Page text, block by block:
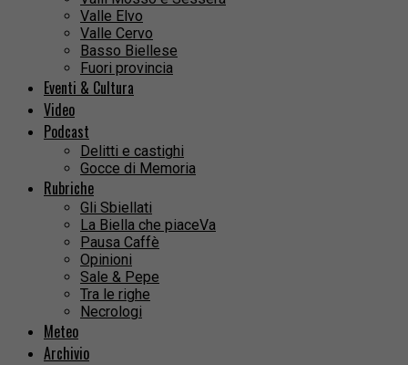
Valle Elvo
Valle Cervo
Basso Biellese
Fuori provincia
Eventi & Cultura
Video
Podcast
Delitti e castighi
Gocce di Memoria
Rubriche
Gli Sbiellati
La Biella che piaceVa
Pausa Caffè
Opinioni
Sale & Pepe
Tra le righe
Necrologi
Meteo
Archivio